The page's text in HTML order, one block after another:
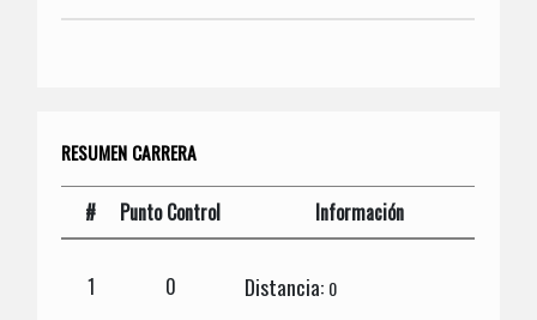
RESUMEN CARRERA
# Punto Control Información
1 0 Distancia: 0